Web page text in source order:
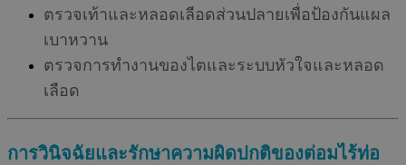
ตรวจเท้าและหลอดเลือดส่วนปลายเพื่อป้องกันแผล
เบาหวาน
ตรวจการทำงานของไตและระบบหัวใจและหลอด
เลือด
การวินิจฉัยและรักษาความผิดปกติของต่อมไร้ท่อ